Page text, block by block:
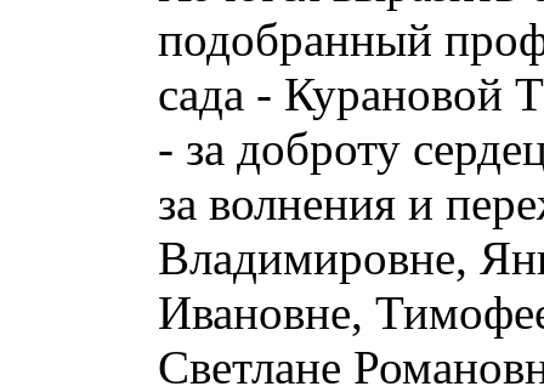
подобранный
сада - Курановой
- за доброту
за волнения и
Владимировне,
Ивановне,
Светлане